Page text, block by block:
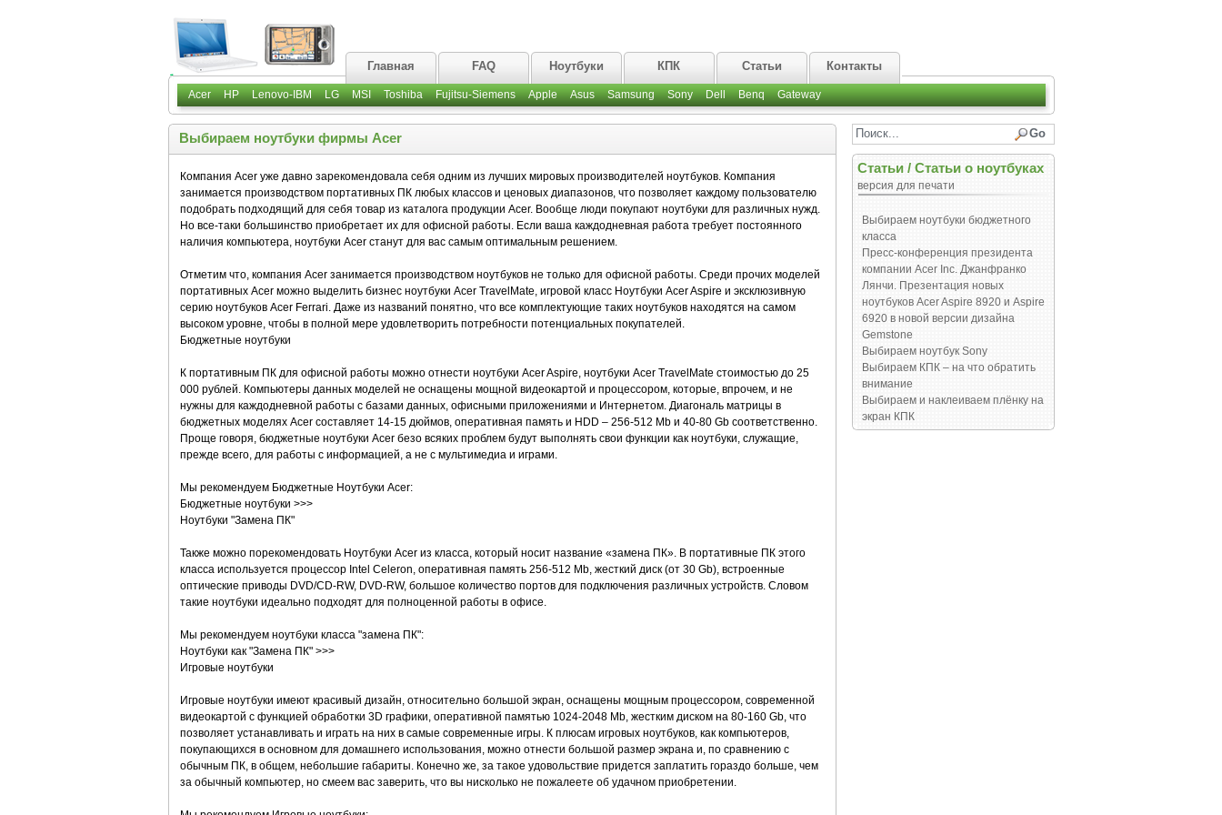
Главная FAQ Ноутбуки КПК Статьи Контакты
Acer HP Lenovo-IBM LG MSI Toshiba Fujitsu-Siemens Apple Asus Samsung Sony Dell Benq Gateway
Выбираем ноутбуки фирмы Acer
Компания Acer уже давно зарекомендовала себя одним из лучших мировых производителей ноутбуков. Компания
занимается производством портативных ПК любых классов и ценовых диапазонов, что позволяет каждому пользователю
подобрать подходящий для себя товар из каталога продукции Acer. Вообще люди покупают ноутбуки для различных нужд.
Но все-таки большинство приобретает их для офисной работы. Если ваша каждодневная работа требует постоянного
наличия компьютера, ноутбуки Acer станут для вас самым оптимальным решением.
Отметим что, компания Acer занимается производством ноутбуков не только для офисной работы. Среди прочих моделей
портативных Acer можно выделить бизнес ноутбуки Acer TravelMate, игровой класс Ноутбуки Acer Aspire и эксклюзивную
серию ноутбуков Acer Ferrari. Даже из названий понятно, что все комплектующие таких ноутбуков находятся на самом
высоком уровне, чтобы в полной мере удовлетворить потребности потенциальных покупателей.
Бюджетные ноутбуки
К портативным ПК для офисной работы можно отнести ноутбуки Acer Aspire, ноутбуки Acer TravelMate стоимостью до 25
000 рублей. Компьютеры данных моделей не оснащены мощной видеокартой и процессором, которые, впрочем, и не
нужны для каждодневной работы с базами данных, офисными приложениями и Интернетом. Диагональ матрицы в
бюджетных моделях Acer составляет 14-15 дюймов, оперативная память и HDD – 256-512 Mb и 40-80 Gb соответственно.
Проще говоря, бюджетные ноутбуки Acer безо всяких проблем будут выполнять свои функции как ноутбуки, служащие,
прежде всего, для работы с информацией, а не с мультимедиа и играми.
Мы рекомендуем Бюджетные Ноутбуки Acer:
Бюджетные ноутбуки >>>
Ноутбуки "Замена ПК"
Также можно порекомендовать Ноутбуки Acer из класса, который носит название «замена ПК». В портативные ПК этого
класса используется процессор Intel Celeron, оперативная память 256-512 Mb, жесткий диск (от 30 Gb), встроенные
оптические приводы DVD/CD-RW, DVD-RW, большое количество портов для подключения различных устройств. Словом
такие ноутбуки идеально подходят для полноценной работы в офисе.
Мы рекомендуем ноутбуки класса "замена ПК":
Ноутбуки как "Замена ПК" >>>
Игровые ноутбуки
Игровые ноутбуки имеют красивый дизайн, относительно большой экран, оснащены мощным процессором, современной
видеокартой с функцией обработки 3D графики, оперативной памятью 1024-2048 Mb, жестким диском на 80-160 Gb, что
позволяет устанавливать и играть на них в самые современные игры. К плюсам игровых ноутбуков, как компьютеров,
покупающихся в основном для домашнего использования, можно отнести большой размер экрана и, по сравнению с
обычным ПК, в общем, небольшие габариты. Конечно же, за такое удовольствие придется заплатить гораздо больше, чем
за обычный компьютер, но смеем вас заверить, что вы нисколько не пожалеете об удачном приобретении.
Статьи/ Статьи о ноутбуках
версия для печати
Выбираем ноутбуки бюджетного
класса
Пресс-конференция президента
компании Acer Inc. Джанфранко
Лянчи. Презентация новых
ноутбуков Acer Aspire 8920 и Aspire
6920 в новой версии дизайна
Gemstone
Выбираем ноутбук Sony
Выбираем КПК – на что обратить
внимание
Выбираем и наклеиваем плёнку на
экран КПК